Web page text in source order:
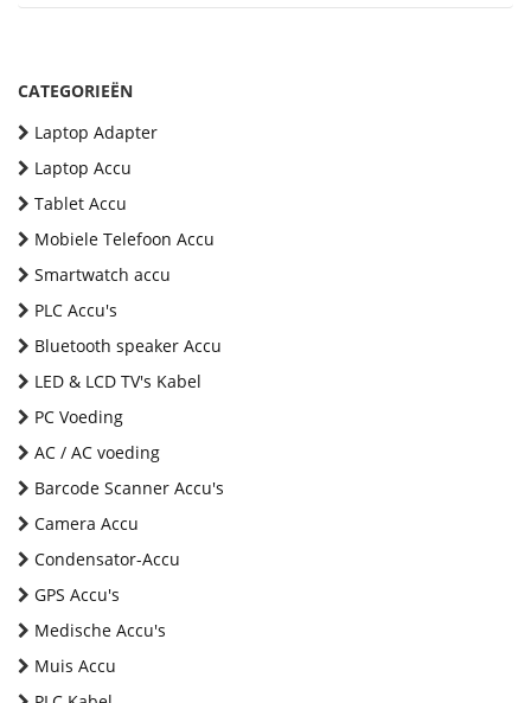
CATEGORIEËN
Laptop Adapter
Laptop Accu
Tablet Accu
Mobiele Telefoon Accu
Smartwatch accu
PLC Accu's
Bluetooth speaker Accu
LED & LCD TV's Kabel
PC Voeding
AC / AC voeding
Barcode Scanner Accu's
Camera Accu
Condensator-Accu
GPS Accu's
Medische Accu's
Muis Accu